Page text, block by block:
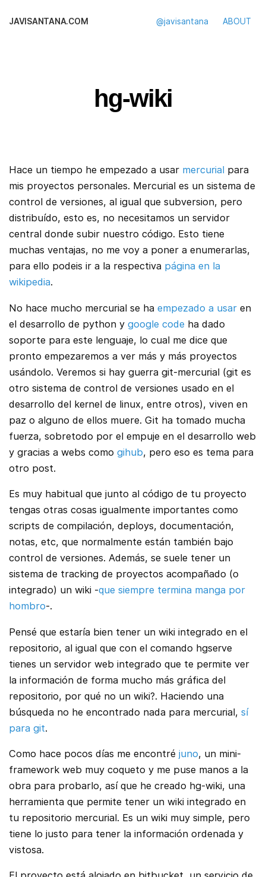
JAVISANTANA.COM @javisantana ABOUT
hg-wiki
Hace un tiempo he empezado a usar mercurial para
mis proyectos personales. Mercurial es un sistema de
control de versiones, al igual que subversion, pero
distribuído, esto es, no necesitamos un servidor
central donde subir nuestro código. Esto tiene
muchas ventajas, no me voy a poner a enumerarlas,
para ello podeis ir a la respectiva página en la
wikipedia.
No hace mucho mercurial se ha empezado a usar en
el desarrollo de python y google code ha dado
soporte para este lenguaje, lo cual me dice que
pronto empezaremos a ver más y más proyectos
usándolo. Veremos si hay guerra git-mercurial (git es
otro sistema de control de versiones usado en el
desarrollo del kernel de linux, entre otros), viven en
paz o alguno de ellos muere. Git ha tomado mucha
fuerza, sobretodo por el empuje en el desarrollo web
y gracias a webs como gihub, pero eso es tema para
otro post.
Es muy habitual que junto al código de tu proyecto
tengas otras cosas igualmente importantes como
scripts de compilación, deploys, documentación,
notas, etc, que normalmente están también bajo
control de versiones. Además, se suele tener un
sistema de tracking de proyectos acompañado (o
integrado) un wiki -que siempre termina manga por
hombro-.
Pensé que estaría bien tener un wiki integrado en el
repositorio, al igual que con el comando hgserve
tienes un servidor web integrado que te permite ver
la información de forma mucho más gráfica del
repositorio, por qué no un wiki?. Haciendo una
búsqueda no he encontrado nada para mercurial, sí
para git.
Como hace pocos días me encontré juno, un mini-
framework web muy coqueto y me puse manos a la
obra para probarlo, así que he creado hg-wiki, una
herramienta que permite tener un wiki integrado en
tu repositorio mercurial. Es un wiki muy simple, pero
tiene lo justo para tener la información ordenada y
vistosa.